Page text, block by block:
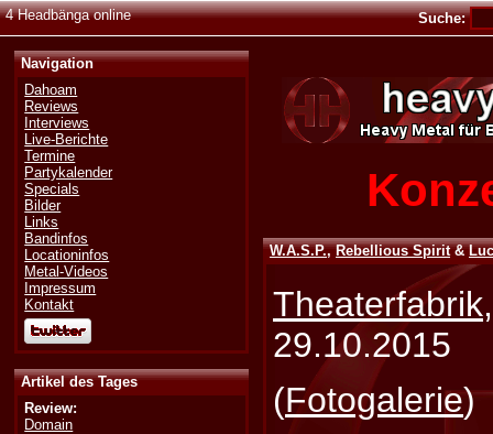
4 Headbänga online Suche:
Navigation
Dahoam
Reviews
Interviews
Live-Berichte
Termine
Partykalender
Specials
Bilder
Links
Bandinfos
Locationinfos
Metal-Videos
Impressum
Kontakt
Artikel des Tages
Review:
Domain
W.A.S.P.,Rebellious Spirit&
Theaterfabrik
29.10.2015
(Fotogalerie)